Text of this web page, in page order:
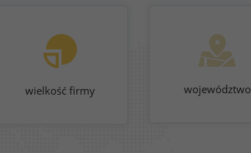
wielkość firmy województwo